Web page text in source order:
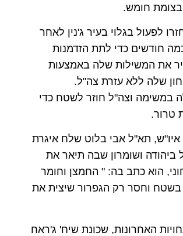
בצומת חומש.
לפעול בגלוי בעיר ג'נין לאחר
חודשים כדי לתת הזדמנות
את המשילות שלה באמצעות
שלה ללא עזרת צה"ל.
במשימה וצה"ל חוזר לשטח כדי
טרור.
תא"ל אבי בלוט שלח איגרת
ביהודה ושומרון שבה תיאר את
הוא כתב בה: " החמצן וחומר
בשטח וחסר רק הגפרור שיצית את
האחרונות, שכונת שיח' ג'ראח